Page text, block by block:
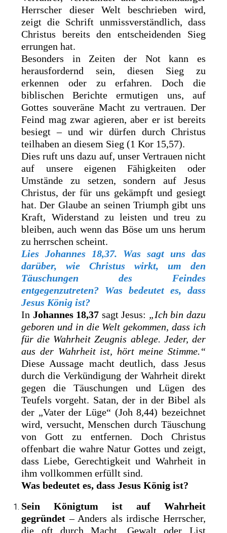
Herrscher dieser Welt beschrieben wird,
zeigt die Schrift unmissverständlich, dass
Christus bereits den entscheidenden Sieg
errungen hat.
Besonders in Zeiten der Not kann es
herausfordernd sein, diesen Sieg zu
erkennen oder zu erfahren. Doch die
biblischen Berichte ermutigen uns, auf
Gottes souveräne Macht zu vertrauen. Der
Feind mag zwar agieren, aber er ist bereits
besiegt – und wir dürfen durch Christus
teilhaben an diesem Sieg (1 Kor 15,57).
Dies ruft uns dazu auf, unser Vertrauen nicht
auf unsere eigenen Fähigkeiten oder
Umstände zu setzen, sondern auf Jesus
Christus, der für uns gekämpft und gesiegt
hat. Der Glaube an seinen Triumph gibt uns
Kraft, Widerstand zu leisten und treu zu
bleiben, auch wenn das Böse um uns herum
zu herrschen scheint.
LiesJohannes 18,37. Was sagt uns das
darüber, wie Christus wirkt, um den
Täuschungen des Feindes
entgegenzutreten? Was bedeutet es, dass
Jesus König ist?
In Johannes 18,37 sagt Jesus: „Ich bin dazu
geboren und in die Welt gekommen, dass ich
für die Wahrheit Zeugnis ablege. Jeder, der
aus der Wahrheit ist, hört meine Stimme.“
Diese Aussage macht deutlich, dass Jesus
durch die Verkündigung der Wahrheit direkt
gegen die Täuschungen und Lügen des
Teufels vorgeht. Satan, der in der Bibel als
der „Vater der Lüge“ (Joh 8,44) bezeichnet
wird, versucht, Menschen durch Täuschung
von Gott zu entfernen. Doch Christus
offenbart die wahre Natur Gottes und zeigt,
dass Liebe, Gerechtigkeit und Wahrheit in
ihm vollkommen erfüllt sind.
Was bedeutet es, dass Jesus König ist?
Sein Königtum ist auf Wahrheit
gegründet – Anders als irdische Herrscher,
die oft durch Macht, Gewalt oder List